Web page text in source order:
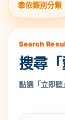
依類別分類
Search
搜尋
點選「立即